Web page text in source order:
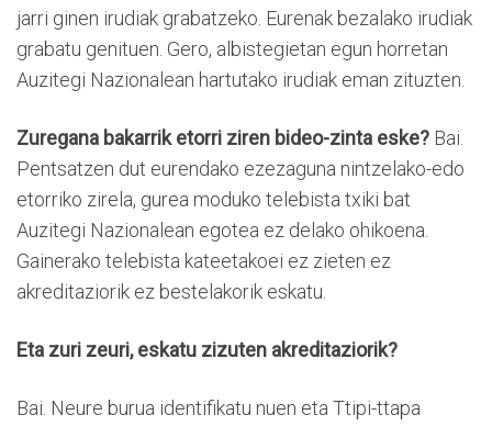
jarri ginen irudiak grabatzeko. Eurenak bezalako irudiak
grabatu genituen. Gero, albistegietan egun horretan
Auzitegi Nazionalean hartutako irudiak eman zituzten.
Zuregana bakarrik etorri ziren bideo-zinta eske? Bai.
Pentsatzen dut eurendako ezezaguna nintzelako-edo
etorriko zirela, gurea moduko telebista txiki bat
Auzitegi Nazionalean egotea ez delako ohikoena.
Gainerako telebista kateetakoei ez zieten ez
akreditaziorik ez bestelakorik eskatu.
Eta zuri zeuri, eskatu zizuten akreditaziorik?
Bai. Neure burua identifikatu nuen eta Ttipi-ttapa